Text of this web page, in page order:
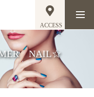
ACCESS
NAIL☆